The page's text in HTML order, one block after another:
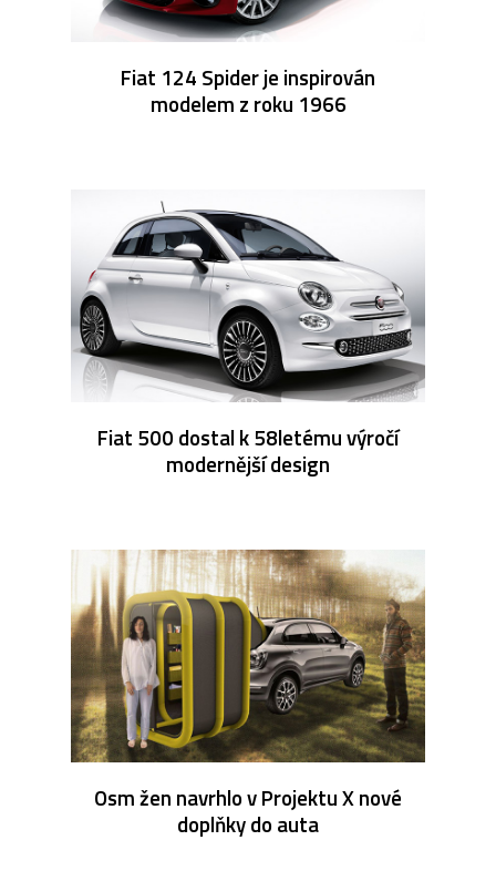
Fiat 124 Spider je inspirován
modelem z roku 1966
Fiat 500 dostal k 58letému výročí
modernější design
Osm žen navrhlo v Projektu X nové
doplňky do auta